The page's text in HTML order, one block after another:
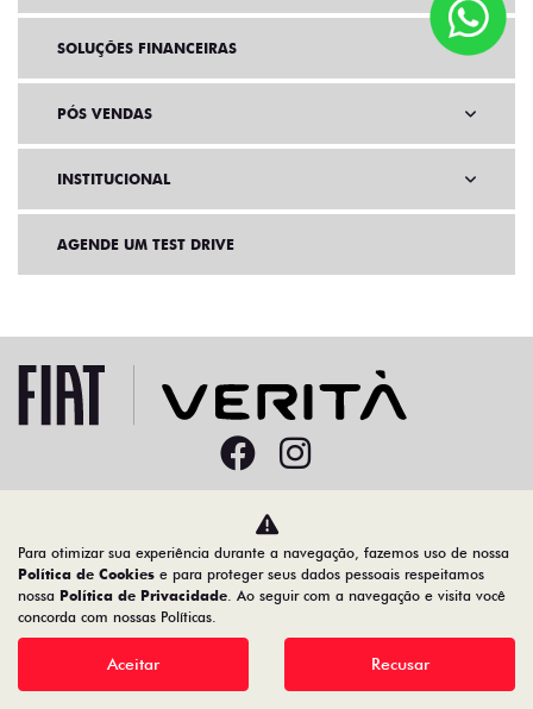
SOLUÇÕES FINANCEIRAS
PÓS VENDAS
INSTITUCIONAL
AGENDE UM TEST DRIVE
Desacelere. Seu bem maior é a vida.
Para otimizar sua experiência durante a navegação, fazemos uso de nossa
Política de Cookies e para proteger seus dados pessoais respeitamos
nossa Política de Privacidade. Ao seguir com a navegação e visita você
concorda com nossas Políticas.
Aceitar Recusar